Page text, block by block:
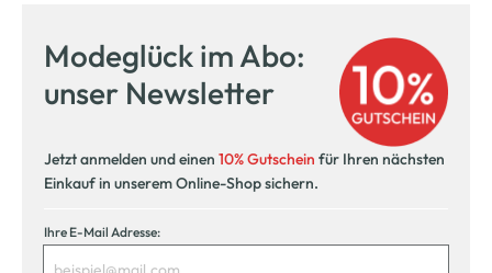
Modeglück im Abo:
unser Newsletter
Jetzt anmelden und einen 10% Gutschein für Ihren nächsten
Einkauf in unserem Online-Shop sichern.
Ihre E-Mail Adresse: